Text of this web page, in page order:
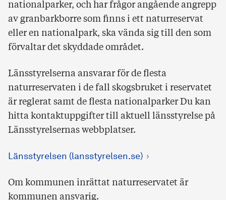
nationalparker, och har frågor angående angrepp
av granbarkborre som finns i ett naturreservat
eller en nationalpark, ska vända sig till den som
förvaltar det skyddade området.
Länsstyrelserna ansvarar för de flesta
naturreservaten i de fall skogsbruket i reservatet
är reglerat samt de flesta nationalparker Du kan
hitta kontaktuppgifter till aktuell länsstyrelse på
Länsstyrelsernas webbplatser.
Länsstyrelsen (lansstyrelsen.se)
Om kommunen inrättat naturreservatet är
kommunen ansvarig.